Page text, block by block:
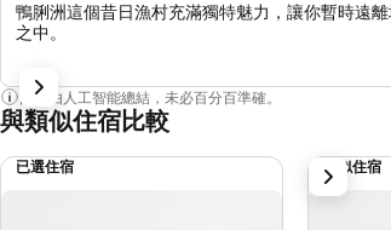
鴨脷洲這個昔日漁村充滿獨特魅力，讓你暫時遠
之中。
內容由人工智能總結，未必百分百準確。
與類似住宿比較
已選住宿 類似住宿
下一步